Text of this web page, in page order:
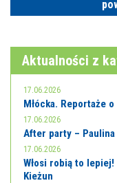
Aktualności z
17.06.2026
Młócka. Reportaże
17.06.2026
After party – Paulina
17.06.2026
Włosi robią to
Kieżun